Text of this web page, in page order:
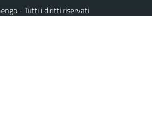
- Tutti i diritti riservati